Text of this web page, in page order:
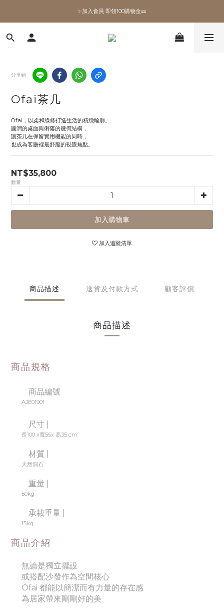
✨加入會員 即領100購物金🎫
✨加入會員 即領100購物金🎫
全館滿額現折🔥
✨加入會員 即領100購物金🎫
分享到
Ofai茶几
Ofai，以柔和線條打造生活的精緻輪廓。
圓潤的桌面與俐落的幾何結構，
讓茶几在保留實用機能的同時，
也成為客廳裡最舒服的視覺焦點。
NT$35,800
數量
加入購物車
加入追蹤清單
商品描述 送貨及付款方式 顧客評價
商品描述
商品規格
商品編號
AJE01901
尺寸 |
長100 x寬55x 高35 cm
材質 |
天然洞石
重量 |
50kg
承載重量 |
15kg
商品介紹
無論是獨立擺設
或搭配沙發作為空間核心
Ofai 都能以簡潔而有力量的存在感
為居家帶來剛剛好的美